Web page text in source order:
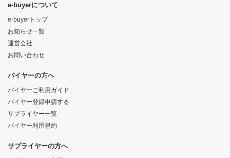
e-buyerについて
e-buyerトップ
お知らせ一覧
運営会社
お問い合わせ
バイヤーの方へ
バイヤーご利用ガイド
バイヤー登録申請する
サプライヤー一覧
バイヤー利用規約
サプライヤーの方へ